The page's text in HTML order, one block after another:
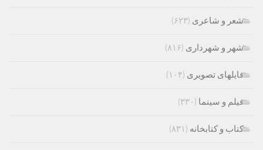
شعر و شاعری (۶۲۳)
شهر و شهرداری (۸۱۶)
فایلهای تصویری (۱۰۴)
فیلم و سینما (۳۳۰)
کتاب و کتابخانه (۸۳۱)